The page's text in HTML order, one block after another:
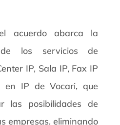
acuerdo abarca la
de los servicios de
IP, Sala IP, Fax IP
en IP de Vocari, que
las posibilidades de
empresas, eliminando